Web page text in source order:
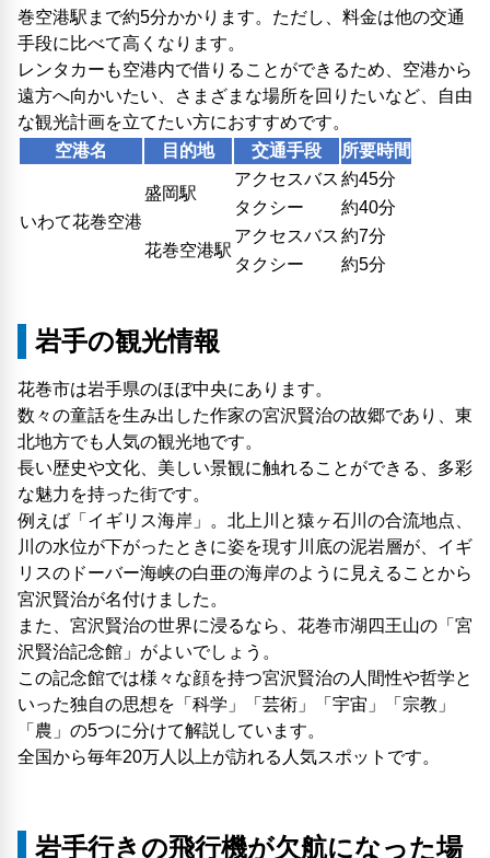
巻空港駅まで約5分かかります。ただし、料金は他の交通
手段に比べて高くなります。
レンタカーも空港内で借りることができるため、空港から
遠方へ向かいたい、さまざまな場所を回りたいなど、自由
な観光計画を立てたい方におすすめです。
空港名
目的地 交通手段 所要時間
いわて花巻空港
盛岡駅
アクセスバス 約45分
タクシー
約40分
花巻空港駅
アクセスバス 約7分
タクシー
約5分
岩手の観光情報
花巻市は岩手県のほぼ中央にあります。
数々の童話を生み出した作家の宮沢賢治の故郷であり、東
北地方でも人気の観光地です。
長い歴史や文化、美しい景観に触れることができる、多彩
な魅力を持った街です。
例えば「イギリス海岸」。北上川と猿ヶ石川の合流地点、
川の水位が下がったときに姿を現す川底の泥岩層が、イギ
リスのドーバー海峡の白亜の海岸のように見えることから
宮沢賢治が名付けました。
また、宮沢賢治の世界に浸るなら、花巻市湖四王山の「宮
沢賢治記念館」がよいでしょう。
この記念館では様々な顔を持つ宮沢賢治の人間性や哲学と
いった独自の思想を「科学」「芸術」「宇宙」「宗教」
「農」の5つに分けて解説しています。
全国から毎年20万人以上が訪れる人気スポットです。
岩手行きの飛行機が欠航になった場